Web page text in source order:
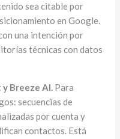
sea citable por
en Google.
una intención por
técnicas con datos
Breeze AI. Para
secuencias de
por cuenta y
contactos. Está